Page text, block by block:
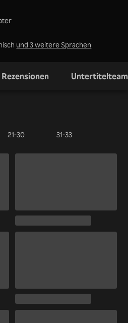
und 3 weitere Sprachen
Rezensionen Untertitelteam
21-30 31-33